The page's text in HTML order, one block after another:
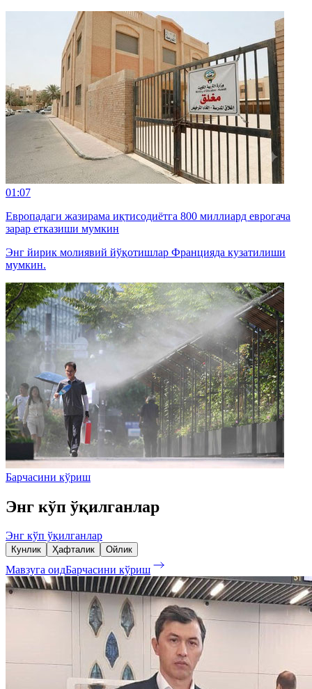
01:07
Европадаги жазирама иқтисодиётга 800 миллиард еврогача
зарар етказиши мумкин
Энг йирик молиявий йўқотишлар Францияда кузатилиши
мумкин.
Барчасини кўриш
Энг кўп ўқилганлар
Энг кўп ўқилганлар
Кунлик Ҳафталик Ойлик
Мавзуга оидБарчасини кўриш